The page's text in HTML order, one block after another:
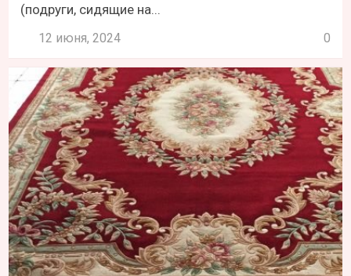
(подруги, сидящие на...
12 июня, 2024 0